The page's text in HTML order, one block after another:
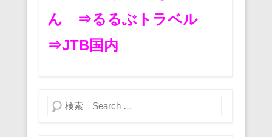
ん
⇒るるぶトラベル
⇒JTB国内
検索